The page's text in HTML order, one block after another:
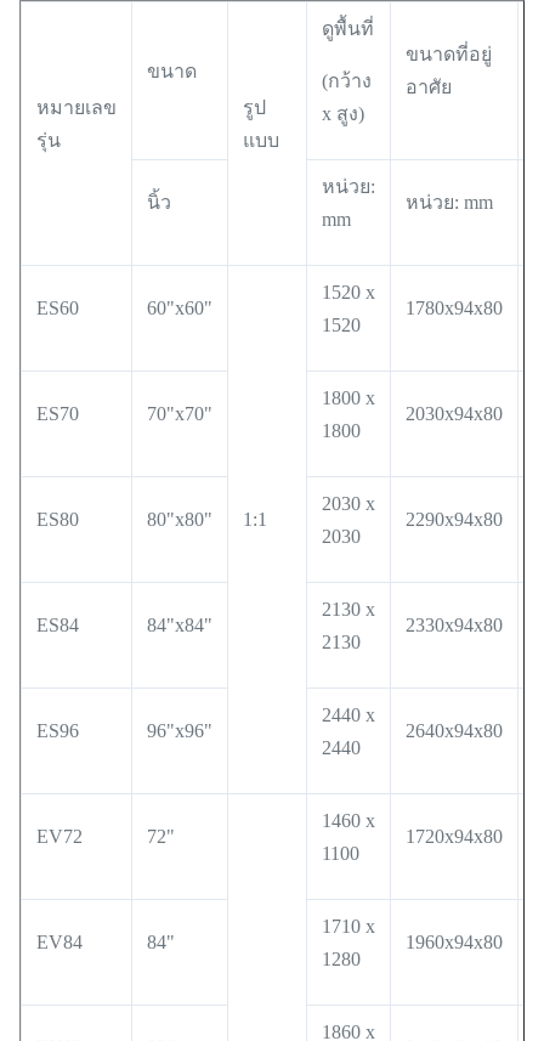
หมายเลข
รุ่น
ขนาด
รูป
แบบ
ดูพื้นที่
(กว้าง
x สูง)
ขนาดที่อยู่
อาศัย
นิ้ว
หน่วย:
mm
หน่วย: mm
ES60 60"x60"
1:1
1520 x
1520
1780x94x80
ES70 70"x70"
1800 x
1800
2030x94x80
ES80 80"x80"
2030 x
2030
2290x94x80
ES84 84"x84"
2130 x
2130
2330x94x80
ES96 96"x96"
2440 x
2440
2640x94x80
EV72 72"
1460 x
1100
1720x94x80
EV84 84"
1710 x
1280
1960x94x80
1860 x